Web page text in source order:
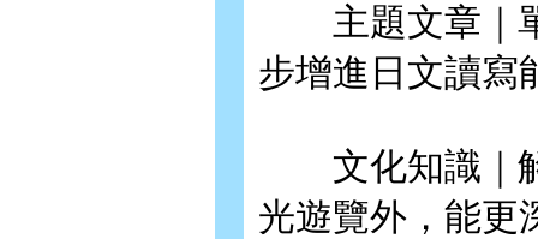
主題文章｜單
步增進日文讀寫
文化知識｜解
光遊覽外，能更